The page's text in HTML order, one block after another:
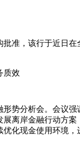
准，该行于近日
质效
势分析会。会议
离岸金融行动方
化现金使用环境